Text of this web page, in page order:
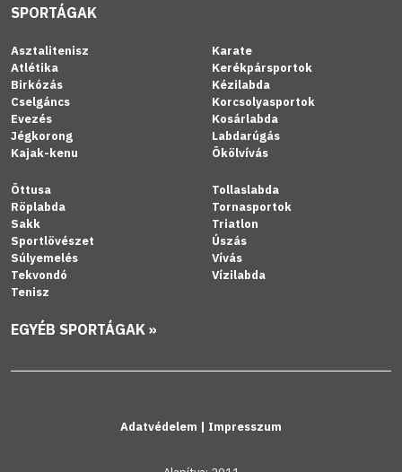
SPORTÁGAK
Asztalitenisz
Atlétika
Birkózás
Cselgáncs
Evezés
Jégkorong
Kajak-kenu
Karate
Kerékpársportok
Kézilabda
Korcsolyasportok
Kosárlabda
Labdarúgás
Ökölvívás
Öttusa
Röplabda
Sakk
Sportlövészet
Súlyemelés
Tekvondó
Tenisz
Tollaslabda
Tornasportok
Triatlon
Úszás
Vívás
Vízilabda
EGYÉB SPORTÁGAK »
Adatvédelem | Impresszum